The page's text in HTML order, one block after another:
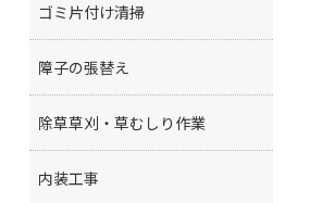
ゴミ片付け清掃
障子の張替え
除草草刈・草むしり作業
内装工事